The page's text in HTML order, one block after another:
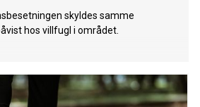
skyldes samme
hos villfugl i området.